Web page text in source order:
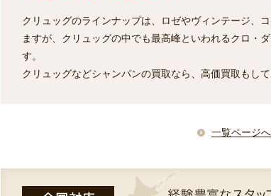
クリュッグのラインナップは、ロゼやヴィンテージ、
ますが、クリュッグの中でも最高峰といわれるクロ・
す。
クリュッグなどシャンパンの買取なら、高価買取もし
一覧ページ